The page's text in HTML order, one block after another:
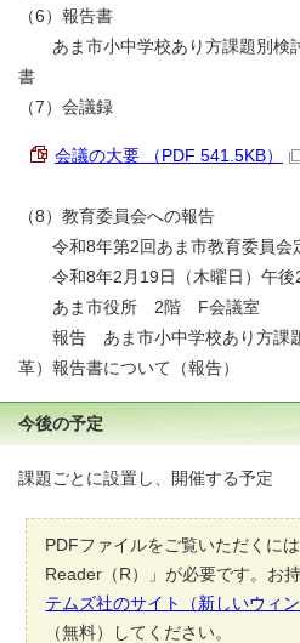
（6）報告書
あま市小中学校あり方課題別検
書
（7）会議録
会議の大要 （PDF 541.5KB）
（8）教育委員会への報告
令和8年第2回あま市教育委員会
令和8年2月19日（木曜日）午後
あま市役所 2階 F会議室
報告 あま市小中学校あり方課題
革）報告書について（報告）
今後の予定
課題ごとに設置し、開催する予定
PDFファイルをご覧いただくに
Reader（R）」が必要です。お
テムズ社のサイト（新しいウィ
（無料）してください。